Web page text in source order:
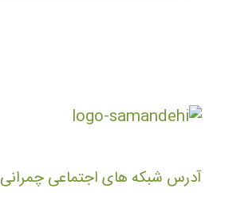
آدرس شبکه های اجتماعی چمرانی